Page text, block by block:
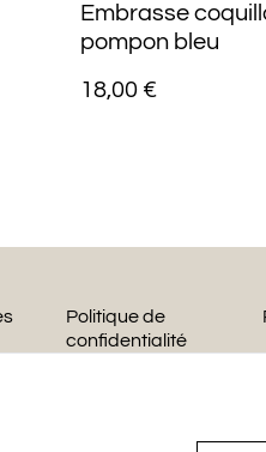
Embrasse
pompon bleu
18,00 €
Politique de
confidentialité